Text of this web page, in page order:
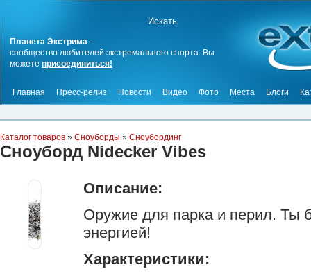
Планета Экстрима -
сообщество любителей экстремального спорта. Вы
можете присоединиться!
Главная Пресс-релиз Новости Видео Фото Места Блоги
Каталог товаров » Сноуборды » Сноубординг
Сноуборд Nidecker Vibes
Описание:
Оружие для парка и перил. Ты
энергией!
Характеристики: